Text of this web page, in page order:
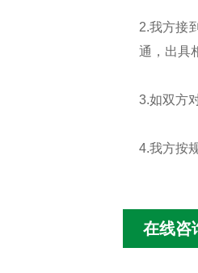
2.我方接
通，出具
3.如双方
4.我方按
在线咨